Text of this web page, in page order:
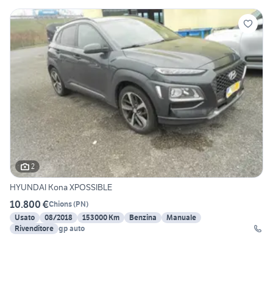
2
HYUNDAI Kona XPOSSIBLE
10.800 €Chions(PN)
Usato
08/2018 153000 Km Benzina
Manuale
Rivenditore gp auto